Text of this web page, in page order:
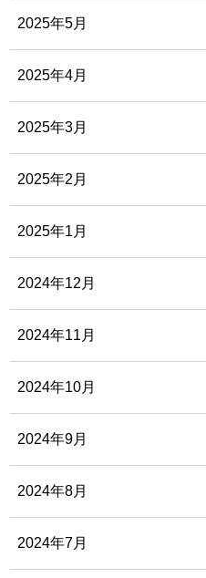
2025年5月
2025年4月
2025年3月
2025年2月
2025年1月
2024年12月
2024年11月
2024年10月
2024年9月
2024年8月
2024年7月